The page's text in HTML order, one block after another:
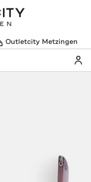
Outletcity Metzingen